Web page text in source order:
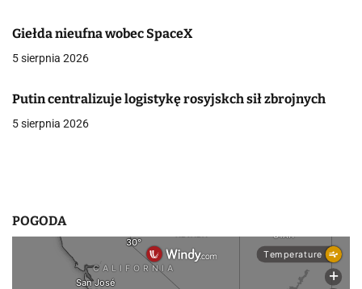
a
p
i
Giełda nieufna wobec SpaceX
5 sierpnia 2026
Putin centralizuje logistykę rosyjskch sił zbrojnych
5 sierpnia 2026
POGODA